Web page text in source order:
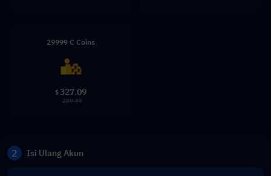
29999 C Coins
$327.09
299.99
2 Isi Ulang Akun